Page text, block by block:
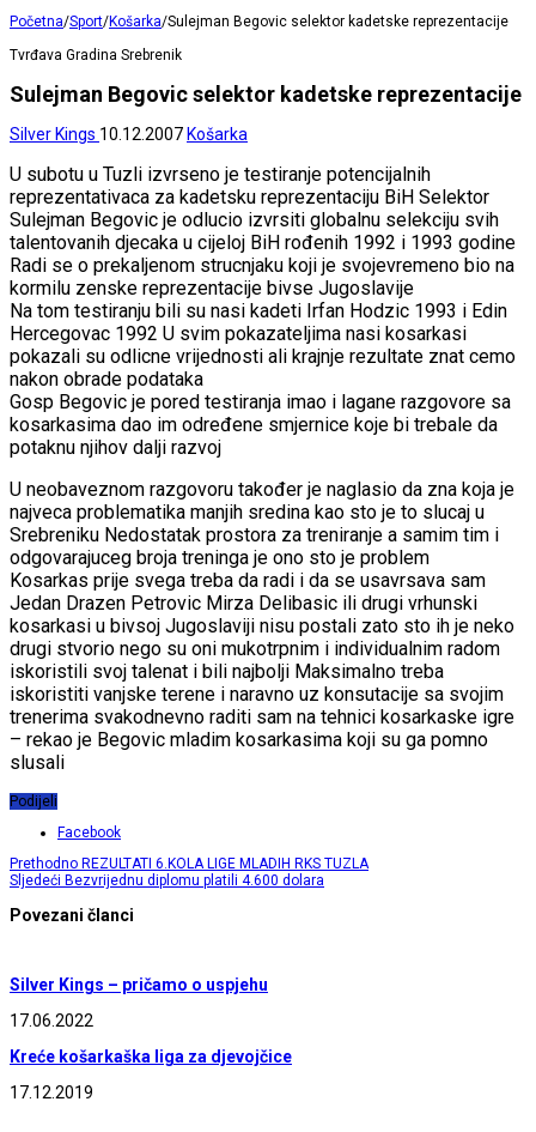
Početna/Sport/Košarka/Sulejman Begovic selektor kadetske reprezentacije
Tvrđava Gradina Srebrenik
Sulejman Begovic selektor kadetske reprezentacije
Silver Kings 10.12.2007 Košarka
U subotu u Tuzli izvrseno je testiranje potencijalnih
reprezentativaca za kadetsku reprezentaciju BiH Selektor
Sulejman Begovic je odlucio izvrsiti globalnu selekciju svih
talentovanih djecaka u cijeloj BiH rođenih 1992 i 1993 godine
Radi se o prekaljenom strucnjaku koji je svojevremeno bio na
kormilu zenske reprezentacije bivse Jugoslavije
Na tom testiranju bili su nasi kadeti Irfan Hodzic 1993 i Edin
Hercegovac 1992 U svim pokazateljima nasi kosarkasi
pokazali su odlicne vrijednosti ali krajnje rezultate znat cemo
nakon obrade podataka
Gosp Begovic je pored testiranja imao i lagane razgovore sa
kosarkasima dao im određene smjernice koje bi trebale da
potaknu njihov dalji razvoj
U neobaveznom razgovoru također je naglasio da zna koja je
najveca problematika manjih sredina kao sto je to slucaj u
Srebreniku Nedostatak prostora za treniranje a samim tim i
odgovarajuceg broja treninga je ono sto je problem
Kosarkas prije svega treba da radi i da se usavrsava sam
Jedan Drazen Petrovic Mirza Delibasic ili drugi vrhunski
kosarkasi u bivsoj Jugoslaviji nisu postali zato sto ih je neko
drugi stvorio nego su oni mukotrpnim i individualnim radom
iskoristili svoj talenat i bili najbolji Maksimalno treba
iskoristiti vanjske terene i naravno uz konsutacije sa svojim
trenerima svakodnevno raditi sam na tehnici kosarkaske igre
– rekao je Begovic mladim kosarkasima koji su ga pomno
slusali
Podijeli
Facebook
Prethodno REZULTATI 6.KOLA LIGE MLADIH RKS TUZLA
Sljedeći Bezvrijednu diplomu platili 4.600 dolara
Povezani članci
Silver Kings – pričamo o uspjehu
17.06.2022
Kreće košarkaška liga za djevojčice
17.12.2019